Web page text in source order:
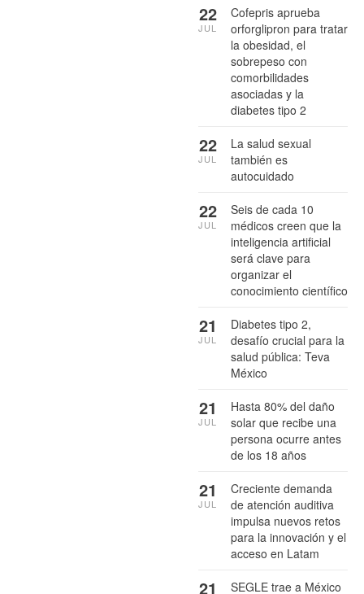
Cofepris aprueba
orforglipron para tratar
la obesidad, el
sobrepeso con
comorbilidades
asociadas y la
diabetes tipo 2
22
JUL
La salud sexual
también es
autocuidado
22
JUL
Seis de cada 10
médicos creen que la
inteligencia artificial
será clave para
organizar el
conocimiento científico
22
JUL
Diabetes tipo 2,
desafío crucial para la
salud pública: Teva
México
21
JUL
Hasta 80% del daño
solar que recibe una
persona ocurre antes
de los 18 años
21
JUL
Creciente demanda
de atención auditiva
impulsa nuevos retos
para la innovación y el
acceso en Latam
21
JUL
SEGLE trae a México
21